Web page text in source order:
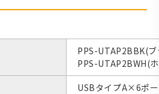
PPS-UTAP2BBK(
PPS-UTAP2BWH(
USBタイプA×6ポ